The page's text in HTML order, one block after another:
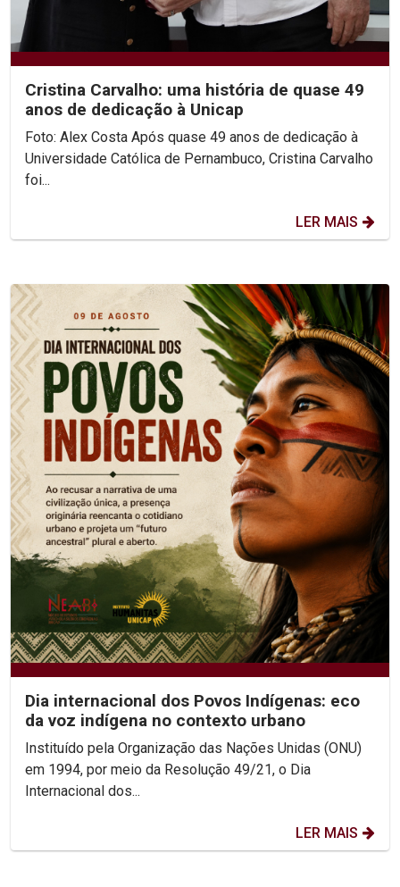
Cristina Carvalho: uma história de quase 49
anos de dedicação à Unicap
Foto: Alex Costa Após quase 49 anos de dedicação à
Universidade Católica de Pernambuco, Cristina Carvalho
foi...
LER MAIS
Dia internacional dos Povos Indígenas: eco
da voz indígena no contexto urbano
Instituído pela Organização das Nações Unidas (ONU)
em 1994, por meio da Resolução 49/21, o Dia
Internacional dos...
LER MAIS